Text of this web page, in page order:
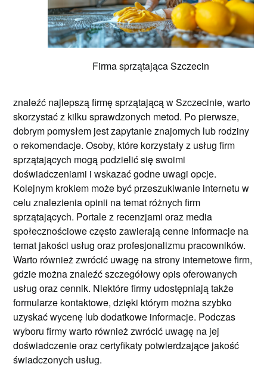
Firma sprzątająca Szczecin
znaleźć najlepszą firmę sprzątającą w Szczecinie, warto
skorzystać z kilku sprawdzonych metod. Po pierwsze,
dobrym pomysłem jest zapytanie znajomych lub rodziny
o rekomendacje. Osoby, które korzystały z usług firm
sprzątających mogą podzielić się swoimi
doświadczeniami i wskazać godne uwagi opcje.
Kolejnym krokiem może być przeszukiwanie internetu w
celu znalezienia opinii na temat różnych firm
sprzątających. Portale z recenzjami oraz media
społecznościowe często zawierają cenne informacje na
temat jakości usług oraz profesjonalizmu pracowników.
Warto również zwrócić uwagę na strony internetowe firm,
gdzie można znaleźć szczegółowy opis oferowanych
usług oraz cennik. Niektóre firmy udostępniają także
formularze kontaktowe, dzięki którym można szybko
uzyskać wycenę lub dodatkowe informacje. Podczas
wyboru firmy warto również zwrócić uwagę na jej
doświadczenie oraz certyfikaty potwierdzające jakość
świadczonych usług.